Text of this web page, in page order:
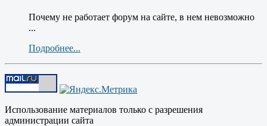
Почему не работает форум на сайте, в нем невозможно
...
Подробнее...
Использование материалов только с разрешения
администрации сайта